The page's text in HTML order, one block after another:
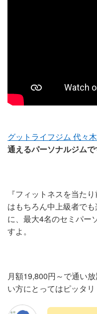
グットライフジム ​代々
通えるパーソナルジムで
『フィットネスを当た
はもちろん中上級者で
に、最大4名のセミパー
すよ。
月額19,800円～で通い
い方にとってはピッタリ